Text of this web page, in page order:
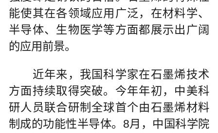
能使其在各领域应用广泛，在材料学、
半导体、生物医学等方面都展示出广阔
的应用前景。
近年来，我国科学家在石墨烯技术
方面持续取得突破。今年年初，中美科
研人员联合研制全球首个由石墨烯材料
制成的功能性半导体。8月，中国科学院